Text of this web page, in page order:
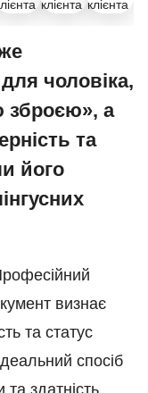
чоловіка,
зброєю», а
та
його
визнає
та статус
спосіб
та здатність